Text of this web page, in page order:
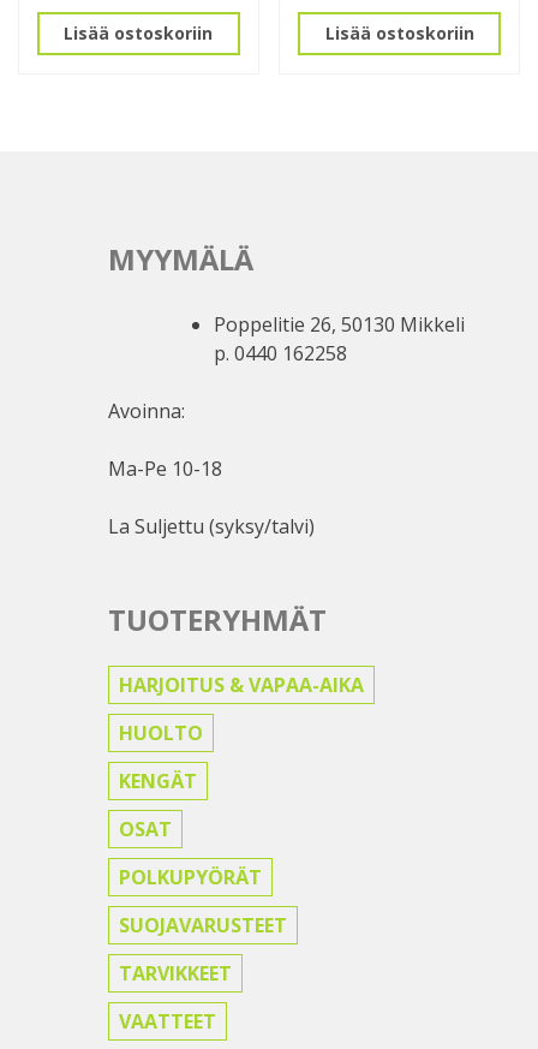
Lisää ostoskoriin Lisää ostoskoriin
MYYMÄLÄ
Poppelitie 26, 50130 Mikkeli
p. 0440 162258
Avoinna:
Ma-Pe 10-18
La Suljettu (syksy/talvi)
TUOTERYHMÄT
HARJOITUS & VAPAA-AIKA
HUOLTO
KENGÄT
OSAT
POLKUPYÖRÄT
SUOJAVARUSTEET
TARVIKKEET
VAATTEET